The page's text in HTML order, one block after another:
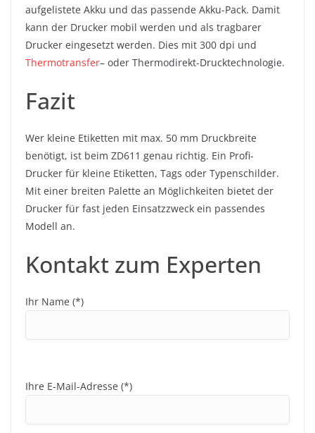
aufgelistete Akku und das passende Akku-Pack. Damit
kann der Drucker mobil werden und als tragbarer
Drucker eingesetzt werden. Dies mit 300 dpi und
Thermotransfer– oder Thermodirekt-Drucktechnologie.
Fazit
Wer kleine Etiketten mit max. 50 mm Druckbreite
benötigt, ist beim ZD611 genau richtig. Ein Profi-
Drucker für kleine Etiketten, Tags oder Typenschilder.
Mit einer breiten Palette an Möglichkeiten bietet der
Drucker für fast jeden Einsatzzweck ein passendes
Modell an.
Kontakt zum Experten
Ihr Name (*)
Ihre E-Mail-Adresse (*)